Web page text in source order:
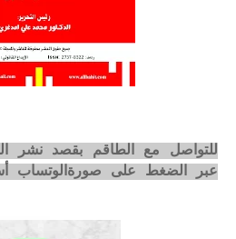
للتواصل مع الطاقم بقصد نشر
عبر الضغط على صورةالوتساب